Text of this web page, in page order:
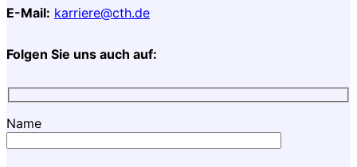
E-Mail: karriere@cth.de
Folgen Sie uns auch auf:
Name